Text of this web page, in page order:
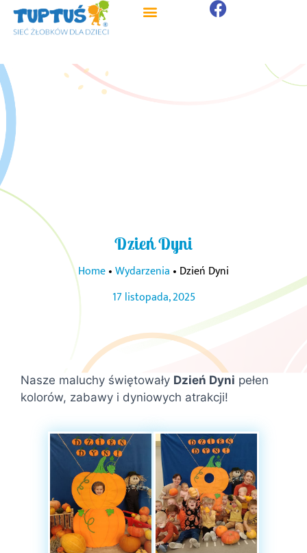
Dzień Dyni
Home•Wydarzenia • Dzień Dyni
17 listopada, 2025
Nasze maluchy świętowały Dzień Dyni pełen
kolorów, zabawy i dyniowych atrakcji!